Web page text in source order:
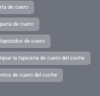
de cuero
de cuero
de cuero
la tapiceria de cuero del coche
de cuero del coche